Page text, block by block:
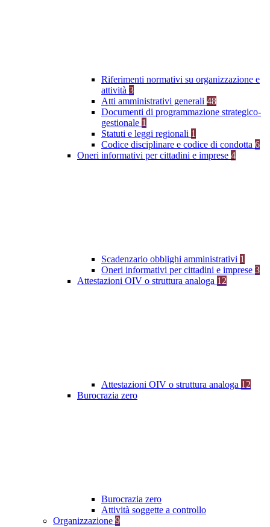
Riferimenti normativi su organizzazione e
attività 3
Atti amministrativi generali 48
Documenti di programmazione strategico-
gestionale 1
Statuti e leggi regionali 1
Codice disciplinare e codice di condotta 6
Oneri informativi per cittadini e imprese 4
Scadenzario obblighi amministrativi 1
Oneri informativi per cittadini e imprese 3
Attestazioni OIV o struttura analoga 12
Attestazioni OIV o struttura analoga 12
Burocrazia zero
Burocrazia zero
Attività soggette a controllo
Organizzazione 9